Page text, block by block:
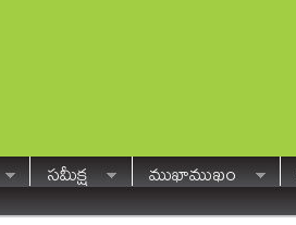
సమీక్ష ముఖాముఖం